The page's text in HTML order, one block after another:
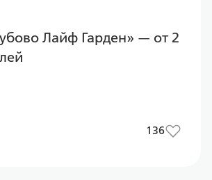
Лайф Гарден» — от 2
136